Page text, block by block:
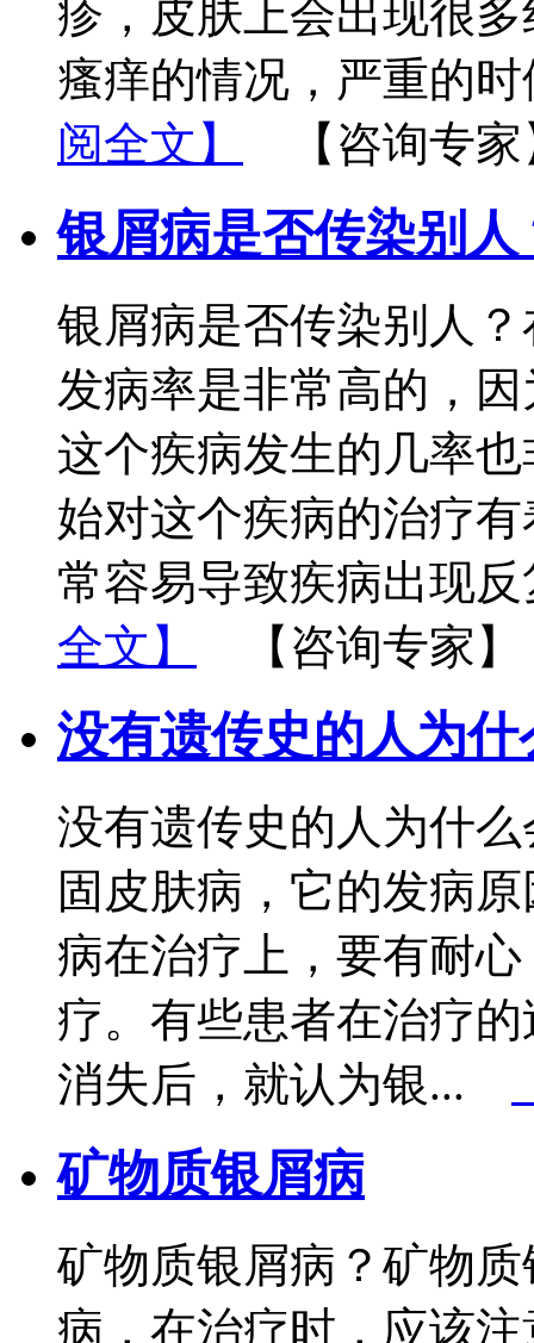
疹，皮肤上会出现很
瘙痒的情况，严重的
阅全文】
【咨询专
银屑病是否传染别人
银屑病是否传染别人
发病率是非常高的，
这个疾病发生的几率
始对这个疾病的治疗
常容易导致疾病出现
全文】
【咨询专家】
没有遗传史的人为
没有遗传史的人为什
固皮肤病，它的发病
病在治疗上，要有耐
疗。有些患者在治疗
消失后，就认为银...
矿物质银屑病
矿物质银屑病？矿物
病，在治疗时，应该